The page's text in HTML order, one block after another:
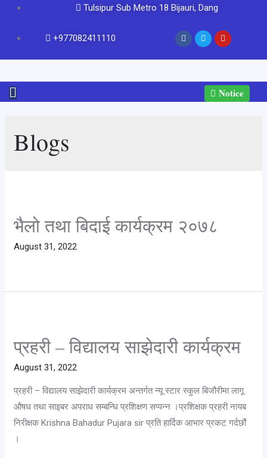
Tulsipur Sub Metro 18 Bijauri, Dang
+977082411110
Notice
Blogs
भैलो तथा बिदाई कार्यक्रम २०७८
August 31, 2022
प्रहरी – विद्यालय साझेदारी कार्यक्रम
August 31, 2022
प्रहरी – विद्यालय साझेदारी कार्यक्रम अन्तर्गत न्यू स्टार स्कुल बिजौरीमा लागू
औषध तथा साइबर अपराध सम्बन्धि प्रशिक्षण सप्पन्न ।प्रशिक्षक प्रहरी नायब
निरीक्षक Krishna Bahadur Pujara sir प्रति हार्दिक आभार प्रकट गर्दछौं
।